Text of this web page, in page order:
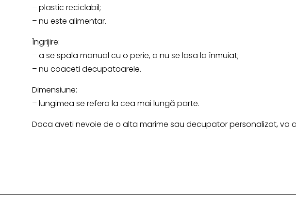
– plastic reciclabil;
– nu este alimentar.
Îngrijire:
– a se spala manual cu o perie, a nu se lasa la înmuiat;
– nu coaceti decupatoarele.
Dimensiune:
– lungimea se refera la cea mai lungă parte.
Daca aveti nevoie de o alta marime sau decupator personalizat, va